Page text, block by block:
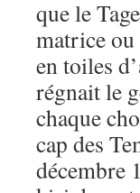
que le
matrice ou
en toiles
régnait le
chaque
cap des
décembre